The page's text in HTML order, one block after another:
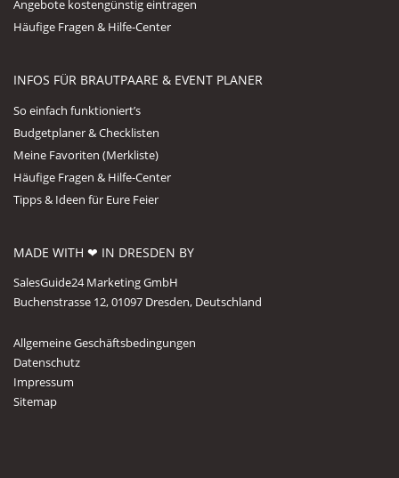
Angebote kostengünstig eintragen
Häufige Fragen & Hilfe-Center
INFOS FÜR BRAUTPAARE & EVENT PLANER
So einfach funktioniert’s
Budgetplaner & Checklisten
Meine Favoriten (Merkliste)
Häufige Fragen & Hilfe-Center
Tipps & Ideen für Eure Feier
MADE WITH ❤ IN DRESDEN BY
SalesGuide24 Marketing GmbH
Buchenstrasse 12, 01097 Dresden, Deutschland
Allgemeine Geschäftsbedingungen
Datenschutz
Impressum
Sitemap